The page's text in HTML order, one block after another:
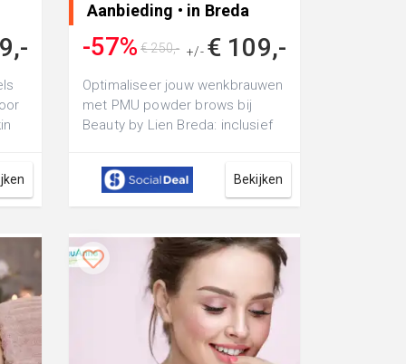
Aanbieding • in Breda
-57% +/- € 109,-
€ 250,-
Optimaliseer jouw wenkbrauwen
met PMU powder brows bij
Beauty by Lien Breda: inclusief
oogverblindende w...
Bekijken